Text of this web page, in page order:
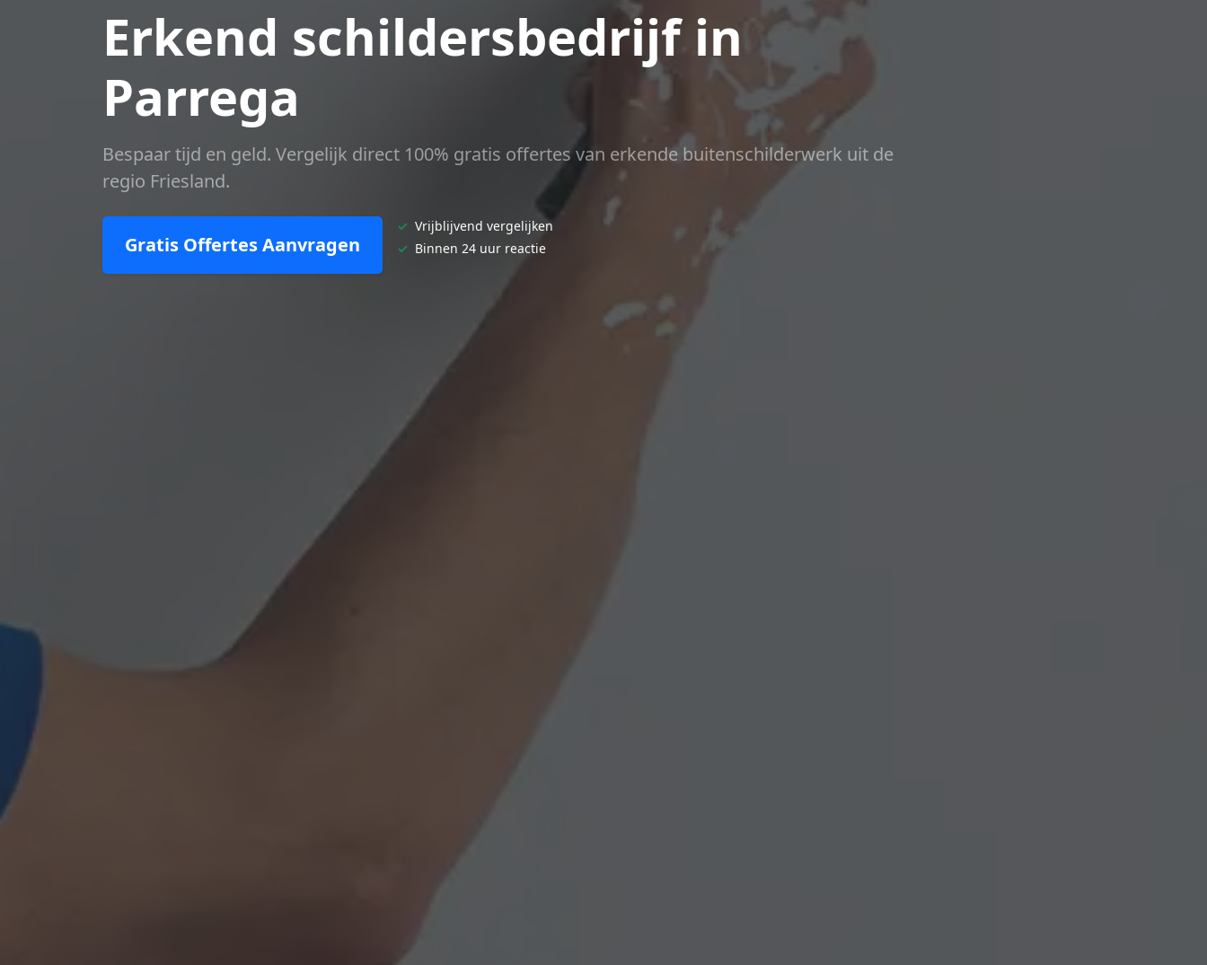
Erkend schildersbedrijf in
Parrega
Bespaar tijd en geld. Vergelijk direct 100% gratis offertes van erkende buitenschilderwerk uit de
regio Friesland.
Gratis Offertes Aanvragen
✓ Vrijblijvend vergelijken
✓ Binnen 24 uur reactie